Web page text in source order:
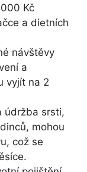
Kč
a dietních
návštěvy
a
vyjít na 2
údržba srsti,
mohou
což se